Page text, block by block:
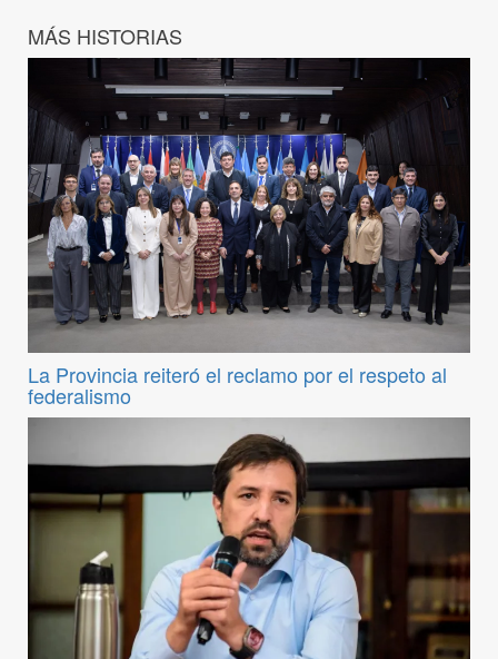
MÁS HISTORIAS
La Provincia reiteró el reclamo por el respeto al
federalismo